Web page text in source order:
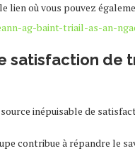
lien où vous pouvez
ag-baint-triail-as-an-
satisfaction de
inépuisable de
contribue à répandre le